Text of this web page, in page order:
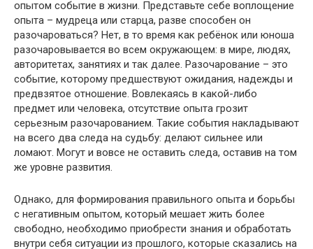
опытом событие в жизни. Представьте себе воплощение
опыта – мудреца или старца, разве способен он
разочароваться? Нет, в то время как ребёнок или юноша
разочаровывается во всем окружающем: в мире, людях,
авторитетах, занятиях и так далее. Разочарование – это
событие, которому предшествуют ожидания, надежды и
предвзятое отношение. Вовлекаясь в какой-либо
предмет или человека, отсутствие опыта грозит
серьезным разочарованием. Такие события накладывают
на всего два следа на судьбу: делают сильнее или
ломают. Могут и вовсе не оставить следа, оставив на том
же уровне развития.
Однако, для формирования правильного опыта и борьбы
с негативным опытом, который мешает жить более
свободно, необходимо приобрести знания и обработать
внутри себя ситуации из прошлого, которые сказались на